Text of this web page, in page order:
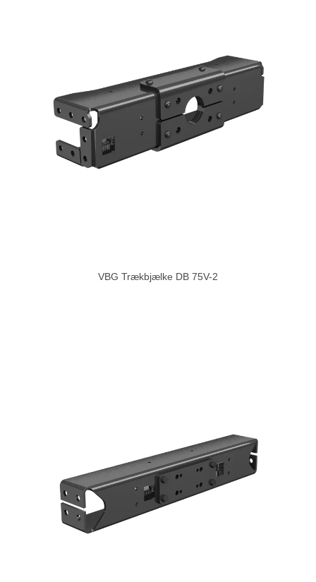
VBG Trækbjælke DB 75V-2